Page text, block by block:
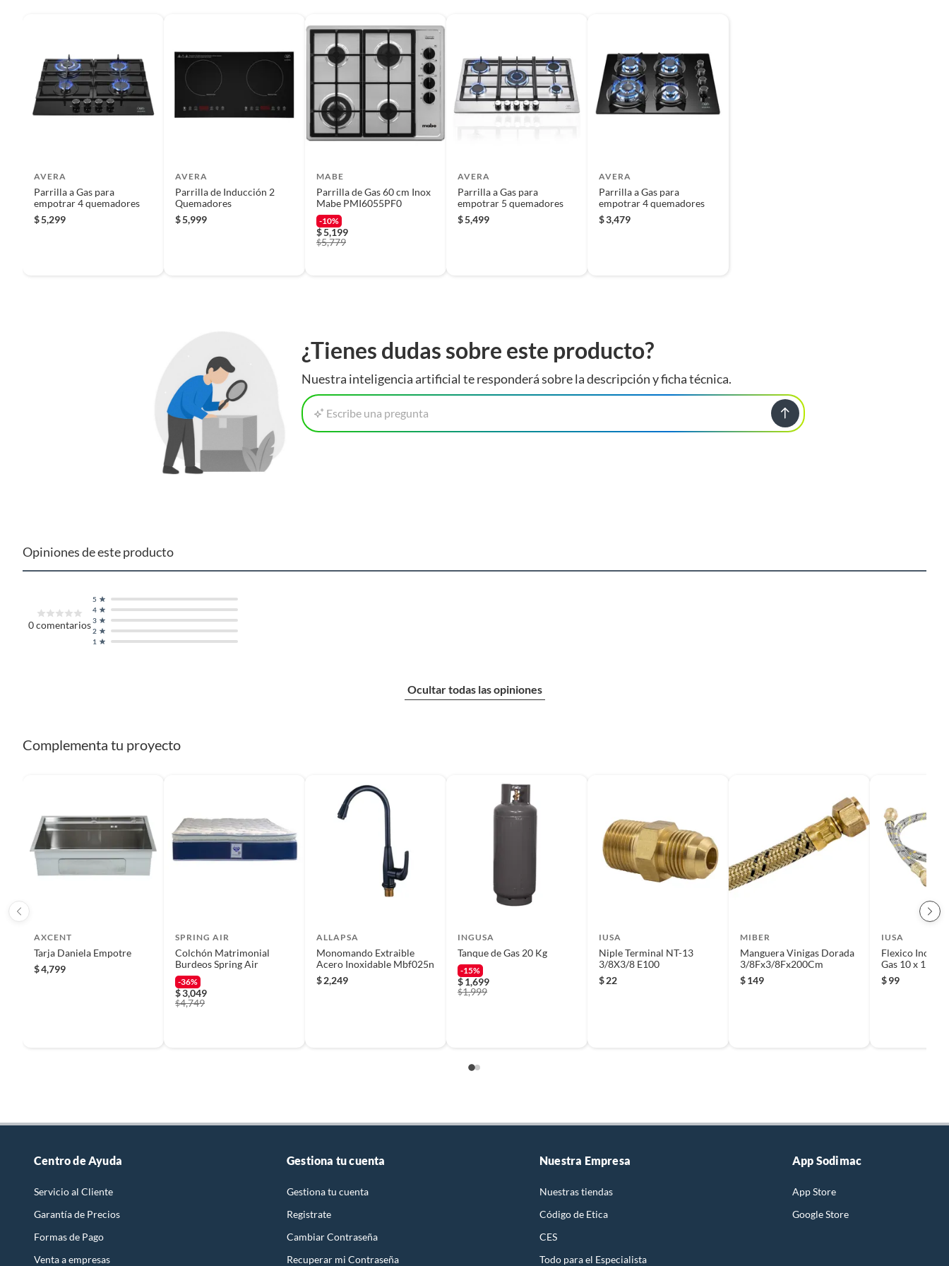
Análogo
Reembolso de dinero
Iniciaremos el reembolso de tu dinero cuando recibamos el producto.
AVERA
Parrilla a Gas para
empotrar 4 quemadores
$5,299
AVERA
Parrilla de Inducción 2
Quemadores
$5,999
MABE
Parrilla de Gas 60 cm Inox
Mabe PMI6055PF0
-10%
$5,199
$5,779
AVERA
Parrilla a Gas para
empotrar 5 quemadores
$5,499
AVERA
Parrilla a Gas para
empotrar 4 quemadores
$3,479
¿Tienes dudas sobre este producto?
Nuestra inteligencia artificial te responderá sobre la descripción y ficha técnica.
Escribe una pregunta
Opiniones de este producto
0comentarios
1
2
3
4
5
Ocultar todas las opiniones
Complementa tu proyecto
AXCENT
Tarja Daniela Empotre
$4,799
SPRING AIR
Colchón Matrimonial
Burdeos Spring Air
-36%
$3,049
$4,749
ALLAPSA
Monomando Extraible
Acero Inoxidable Mbf025n
$2,249
INGUSA
Tanque de Gas 20 Kg
-15%
$1,699
$1,999
IUSA
Niple Terminal NT-13
3/8X3/8 E100
$22
MIBER
Manguera Vinigas Dorada
3/8Fx3/8Fx200Cm
$149
IUSA
Flexico
Gas 10 x 150
$99
Centro de Ayuda
Servicio al Cliente
Garantía de Precios
Formas de Pago
Venta a empresas
Gestiona tu cuenta
Gestiona tu cuenta
Registrate
Cambiar Contraseña
Recuperar mi Contraseña
Nuestra Empresa
Nuestras tiendas
Código de Etica
CES
Todo para el Especialista
App Sodimac
App Store
Google Store